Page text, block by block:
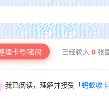
理卡号/密码 已经输入 0张
我已阅读，理解并接受「蚂蚁收